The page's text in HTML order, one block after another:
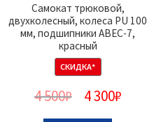
Самокат трюковой,
двухколесный, колеса PU 100
мм, подшипники ABEC-7,
красный
СКИДКА*
4 500₽ 4 300₽